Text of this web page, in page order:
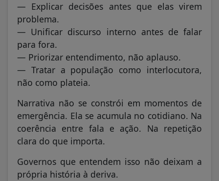
— Explicar decisões antes que elas virem
problema.
— Unificar discurso interno antes de falar
para fora.
— Priorizar entendimento, não aplauso.
— Tratar a população como interlocutora,
não como plateia.
Narrativa não se constrói em momentos de
emergência. Ela se acumula no cotidiano. Na
coerência entre fala e ação. Na repetição
clara do que importa.
Governos que entendem isso não deixam a
própria história à deriva.